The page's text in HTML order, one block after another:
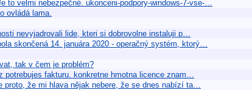
velmi nebezpečné. ukonceni-podpory-windows-7-vse-…
ovládá lama.
nevyjadrovali lide, kteri si dobrovolne instaluji p…
skončená 14. januára 2020 - operačný systém, ktorý…
tak v čem je problém?
fakturu. konkretne hmotna licence znam…
že mi hlava nějak nebere, že se dnes nabízí ta…